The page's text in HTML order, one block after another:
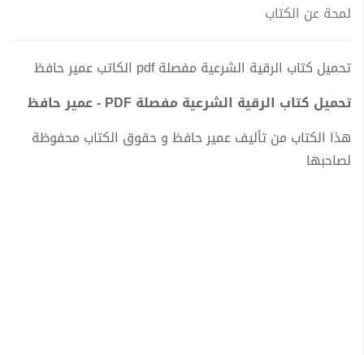
لمحة عن الكتاب
تحميل كتاب الرقية الشرعية مفصلة pdf الكاتب عمير حافظ
تحميل كتاب الرقية الشرعية مفصلة PDF - عمير حافظ
هذا الكتاب من تأليف عمير حافظ و حقوق الكتاب محفوظة
لصاحبها